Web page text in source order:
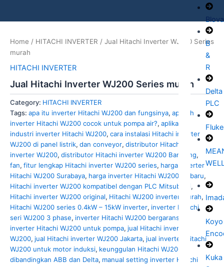
B
&
R
Delta
PLC
Fluke
Koyo
Kuka
Home / HITACHI INVERTER / Jual Hitachi Inverter WJ200 Series
murah
HITACHI INVERTER
Jual Hitachi Inverter WJ200 Series murah
Category: HITACHI INVERTER
Tags: apa itu inverter Hitachi WJ200 dan fungsinya, apakah
inverter Hitachi WJ200 cocok untuk pompa air?, aplikasi
industri inverter Hitachi WJ200, cara instalasi Hitachi inverter
WJ200 di panel listrik, dan conveyor, distributor Hitachi
inverter WJ200, distributor Hitachi inverter WJ200 Bandung,
fan, fitur lengkap Hitachi inverter WJ200 series, harga inverter
Hitachi WJ200 Surabaya, harga inverter Hitachi WJ200 terbaru,
Hitachi inverter WJ200 kompatibel dengan PLC Mitsubishi,
Hitachi inverter WJ200 original, Hitachi WJ200 inverter murah,
Hitachi WJ200 series 0.4kW – 15kW inverter, inverter Hitachi
seri WJ200 3 phase, inverter Hitachi WJ200 bergaransi
inverter Hitachi WJ200 untuk pompa, jual Hitachi inverter
WJ200, jual Hitachi inverter WJ200 Jakarta, jual inverter Hitachi
WJ200 untuk motor induksi, keunggulan Hitachi WJ200
dibandingkan ABB dan Delta, manual setting inverter Hitachi